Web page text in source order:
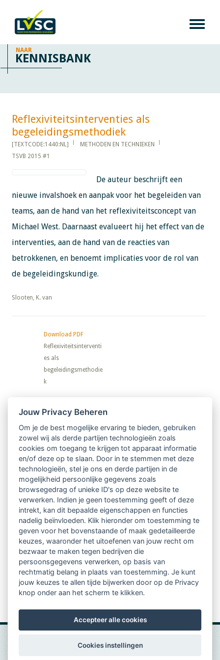
NAAR
KENNISBANK
Reflexiviteitsinterventies als
begeleidingsmethodiek​​​​​​
[TEXTCODE:1440:NL]
METHODEN EN TECHNIEKEN
TSVB 2015 #1
De auteur beschrijft een
nieuwe invalshoek en aanpak voor het begeleiden van
teams, aan de hand van het reflexiviteitsconcept van
Michael West. Daarnaast evalueert hij het effect van de
interventies, aan de hand van de reacties van
betrokkenen, en benoemt implicaties voor de rol van
de begeleidingskundige.
​​​​​​​Slooten, K. van
Download PDF
Reflexiviteitsinterventi
es als
begeleidingsmethodie
k
Nieuwsbrief
Ontvang 10 x per jaar de LVSC-
relatienieuwsbrief met o.a.:
vrij toegankelijke TsvB-artikelen
nieuws op het vlak van professioneel
begeleiden
informatie over LVSC-activiteiten
Aanmelden nieuwsbrief
Jouw Privacy Beheren
Om je de best mogelijke ervaring te bieden, gebruiken
zowel wij als derde partijen technologieën zoals
cookies om toegang te krijgen tot apparaat informatie
en/of deze op te slaan. Door in te stemmen met deze
technologieën, stel je ons en derde partijen in de
mogelijkheid persoonlijke gegevens zoals
browsegedrag of unieke ID's op deze website te
verwerken. Indien je geen toestemming geeft of deze
intrekt, kan dit bepaalde eigenschappen en functies
nadelig beïnvloeden. Klik hieronder om toestemming te
geven voor het bovenstaande of maak gedetailleerde
keuzes, waaronder het uitoefenen van jouw recht om
bezwaar te maken tegen bedrijven die
persoonsgegevens verwerken, op basis van
rechtmatig belang in plaats van toestemming. Je kunt
jouw keuzes te allen tijde bijwerken door op de Privacy
knop onder aan het scherm te klikken.
Accepteer alle cookies
Cookies instellingen